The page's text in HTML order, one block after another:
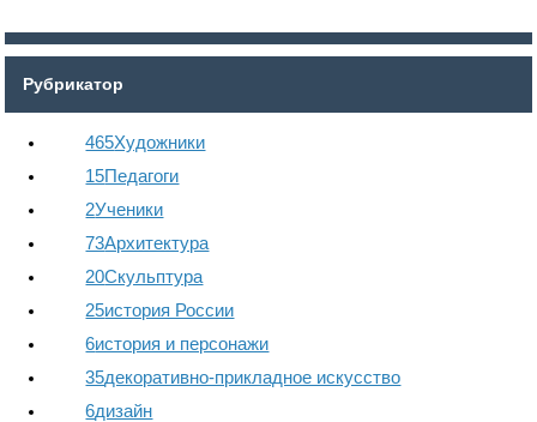
Рубрикатор
465Художники
15Педагоги
2Ученики
73Архитектура
20Скульптура
25история России
6история и персонажи
35декоративно-прикладное искусство
6дизайн